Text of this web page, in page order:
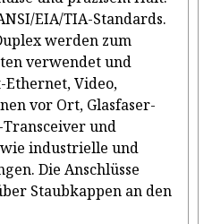
EIA/TIA-Standards.
werden zum
verwendet und
Video,
vor Ort, Glasfaser-
Transceiver und
industrielle und
Die Anschlüsse
Staubkappen an den